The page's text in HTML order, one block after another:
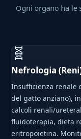
Ogni organo ha le
🧬
Nefrologia
Insufficienza renale
del gatto anziano),
calcoli renali/
fluidoterapia, dieta
eritropoietina.